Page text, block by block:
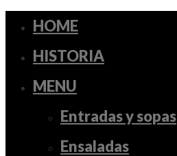
HOME
HISTORIA
MENU
Entradas y sopas
Ensaladas